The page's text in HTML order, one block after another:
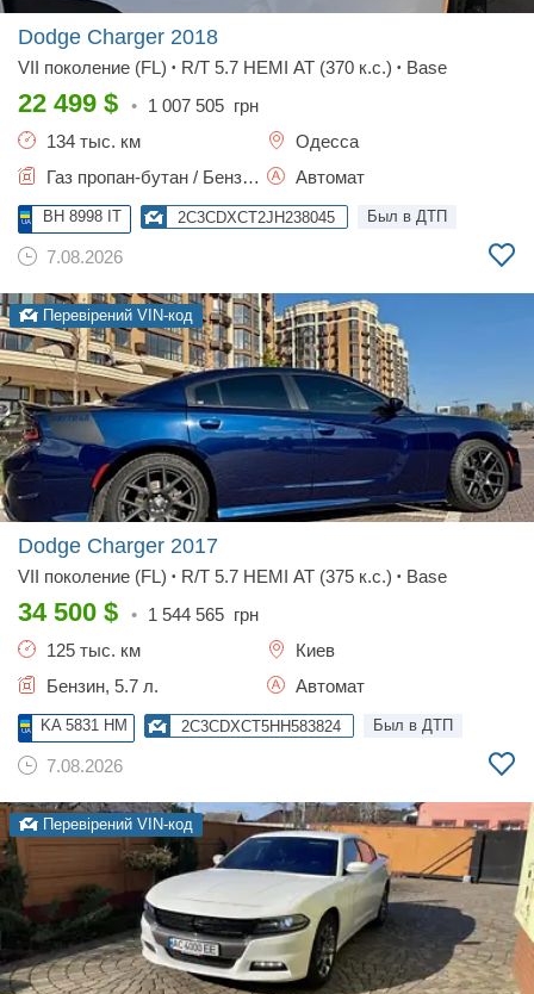
Dodge Charger 2018
VII поколение (FL) • R/T 5.7 HEMI AT (370 к.с.) • Base
22 499 $ • 1 007 505 грн
134 тыс. км
Одесса
Газ пропан-бутан / Бензин, 5.7 л.
Автомат
BH 8998 IT 2C3CDXCT2JH238045 Был в ДТП
7.08.2026
Перевірений VIN-код
Dodge Charger 2017
VII поколение (FL) • R/T 5.7 HEMI AT (375 к.с.) • Base
34 500 $ • 1 544 565 грн
125 тыс. км
Киев
Бензин, 5.7 л.
Автомат
KA 5831 HM 2C3CDXCT5HH583824 Был в ДТП
7.08.2026
Перевірений VIN-код